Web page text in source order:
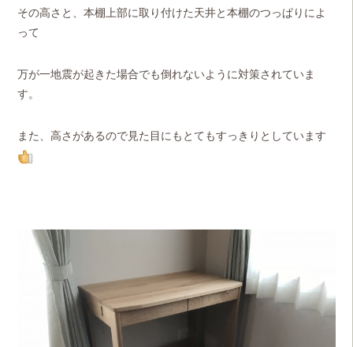
その高さと、本棚上部に取り付けた天井と本棚のつっぱりによ
って
万が一地震が起きた場合でも倒れないように対策されていま
す。
また、高さがあるので見た目にもとてもすっきりとしています